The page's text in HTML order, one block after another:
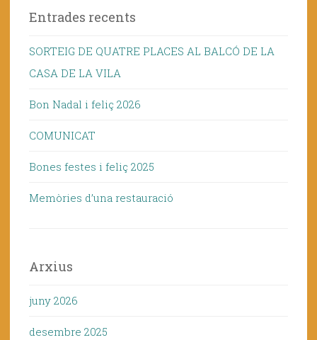
Entrades recents
SORTEIG DE QUATRE PLACES AL BALCÓ DE LA
CASA DE LA VILA
Bon Nadal i feliç 2026
COMUNICAT
Bones festes i feliç 2025
Memòries d’una restauració
Arxius
juny 2026
desembre 2025